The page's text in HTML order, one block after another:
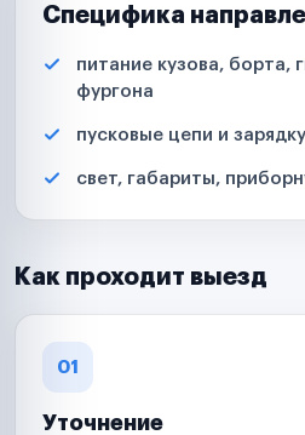
Специфика
питание кузова, борта,
фургона
пусковые цепи и
свет, габариты,
Как проходит выезд
01
Уточнение